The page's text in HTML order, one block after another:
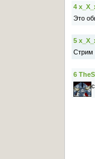
4
Это
5
Стрим
6